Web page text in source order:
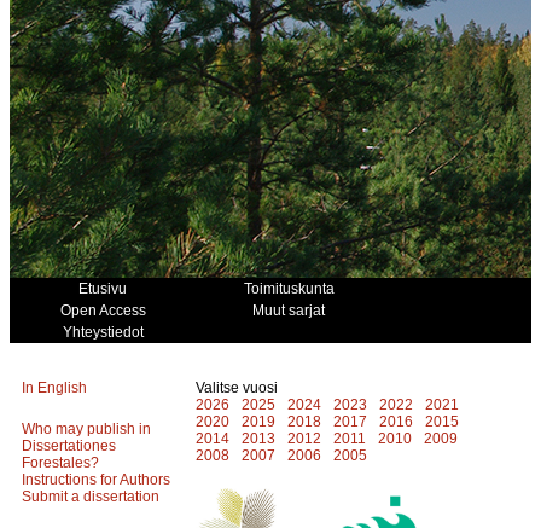
Etusivu
Toimituskunta
Open Access
Muut sarjat
Yhteystiedot
In English
Who may publish in
Dissertationes
Forestales?
Instructions for Authors
Submit a dissertation
Valitse vuosi
2026
2025 2024 2023 2022
2021
2020
2019 2018 2017 2016
2015
2014
2013 2012 2011 2010
2009
2008
2007 2006 2005